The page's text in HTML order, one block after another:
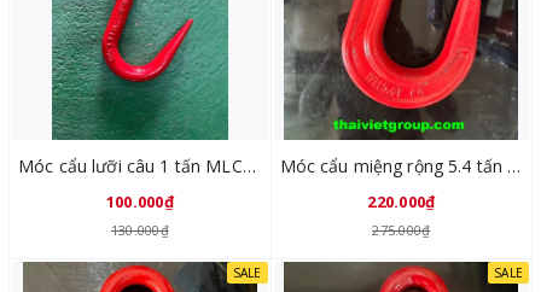
Móc cẩu lưỡi câu 1 tấn MLCX6
100.000₫
130.000₫
Móc cẩu miệng rộng 5.4 tấn GL8015-04
220.000₫
275.000₫
SALE SALE